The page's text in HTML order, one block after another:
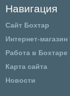
Навигация
Сайт Бохтар
Интернет-магазин
Работа в Бохтаре
Карта сайта
Новости